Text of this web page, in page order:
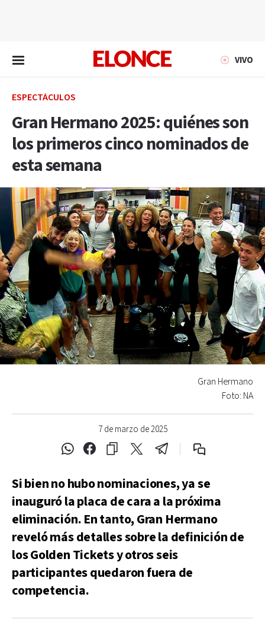
VIVO
ESPECTÁCULOS
Gran Hermano 2025: quiénes son
los primeros cinco nominados de
esta semana
7 de marzo de 2025
Gran Hermano
Foto: NA
Si bien no hubo nominaciones, ya se
inauguró la placa de cara a la próxima
eliminación. En tanto, Gran Hermano
reveló más detalles sobre la definición de
los Golden Tickets y otros seis
participantes quedaron fuera de
competencia.